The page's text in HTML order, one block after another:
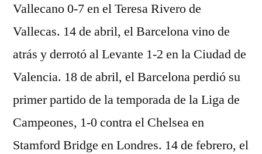
Vallecano 0-7 en el Teresa Rivero de
Vallecas. 14 de abril, el Barcelona vino de
atrás y derrotó al Levante 1-2 en la Ciudad de
Valencia. 18 de abril, el Barcelona perdió su
primer partido de la temporada de la Liga de
Campeones, 1-0 contra el Chelsea en
Stamford Bridge en Londres. 14 de febrero, el